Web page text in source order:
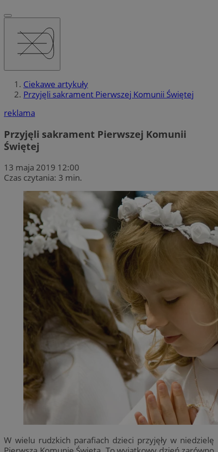
Ciekawe artykuły
Przyjęli sakrament Pierwszej Komunii Świętej
reklama
Przyjęli sakrament Pierwszej Komunii
Świętej
13 maja 2019 12:00
Czas czytania: 3 min.
W wielu rudzkich parafiach dzieci przyjęły w niedzielę